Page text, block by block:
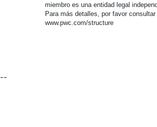
miembro es una entidad legal
Para más detalles, por favor consultar
www.pwc.com/structure
--